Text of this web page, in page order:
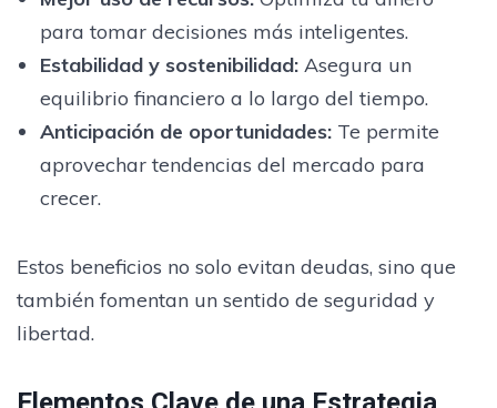
para tomar decisiones más inteligentes.
Estabilidad y sostenibilidad:Asegura un
equilibrio financiero a lo largo del tiempo.
Anticipación de oportunidades:Te permite
aprovechar tendencias del mercado para
crecer.
Estos beneficios no solo evitan deudas, sino que
también fomentan un sentido de seguridad y
libertad.